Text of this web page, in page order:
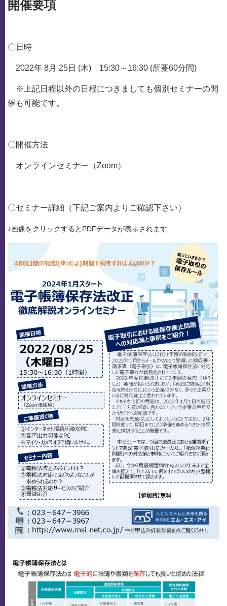
開催要項
〇日時
2022年 8月 25日 (木) 15:30～16:30 (所要60分間)
※上記日程以外の日程につきましても個別セミナーの開
催も可能です。
〇開催方法
オンラインセミナー（Zoom）
〇セミナー詳細（下記ご案内よりご確認下さい）
↓画像をクリックするとPDFデータが表示されます